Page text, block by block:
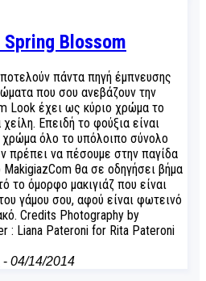
Blossom
πάντα πηγή έμπνευσης
που σου ανεβάζουν την
Look έχει ως κύριο χρώμα το
Επειδή το φούξια είναι
χρώμα όλο το υπόλοιπο σύνολο
πρέπει να πέσουμε στην παγίδα
θα σε οδηγήσει βήμα
το όμορφο μακιγιάζ που είναι
γάμου σου, αφού είναι φωτεινό
Credits Photography by
: Liana Pateroni for Rita Pateroni
- 04/14/2014